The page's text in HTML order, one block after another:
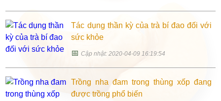
Tác dụng thần kỳ của trà bí đao đối với
sức khỏe
📅Cập nhật: 2020-04-09 16:19:54
Trồng nha đam trong thùng xốp đang
được trồng phổ biến